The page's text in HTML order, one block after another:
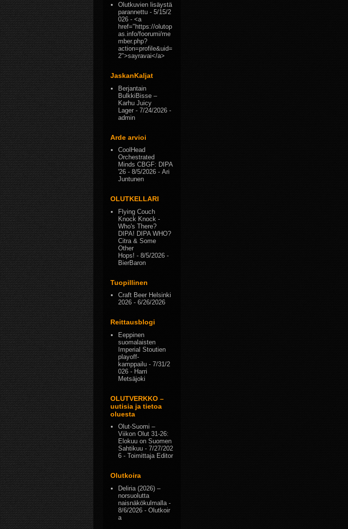
Olutkuvien lisäystä
parannettu - 5/15/2
026 - <a
href="https://olutop
as.info/foorumi/me
mber.php?
action=profile&uid=
2">sayravai</a>
JaskanKaljat
Berjantain
BulkkiBisse –
Karhu Juicy
Lager - 7/24/2026 -
admin
Arde arvioi
CoolHead
Orchestrated
Minds CBGF: DIPA
'26 - 8/5/2026 - Ari
Juntunen
OLUTKELLARI
Flying Couch
Knock Knock -
Who's There?
DIPA! DIPA WHO?
Citra & Some
Other
Hops! - 8/5/2026 -
BierBaron
Tuopillinen
Craft Beer Helsinki
2026 - 6/26/2026
Reittausblogi
Eeppinen
suomalaisten
Imperial Stoutien
playoff-
kamppailu - 7/31/2
026 - Harri
Metsäjoki
OLUTVERKKO –
uutisia ja tietoa
oluesta
Olut-Suomi –
Viikon Olut 31-26:
Elokuu on Suomen
Sahtikuu - 7/27/202
6 - Toimittaja Editor
Olutkoira
Deliria (2026) –
norsuolutta
naisnäkökulmalla -
8/6/2026 - Olutkoir
a